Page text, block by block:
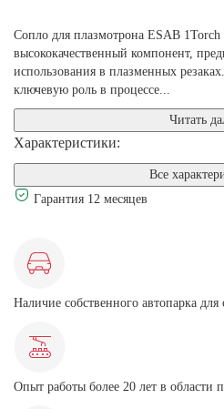
Сопло для плазмотрона ESAB
высококачественный компонент,
использования в плазменных
ключевую роль в процессе...
Читать
Характеристики:
Все
Гарантия 12 месяцев
Наличие собственного автопарка для
Опыт работы более 20 лет в области